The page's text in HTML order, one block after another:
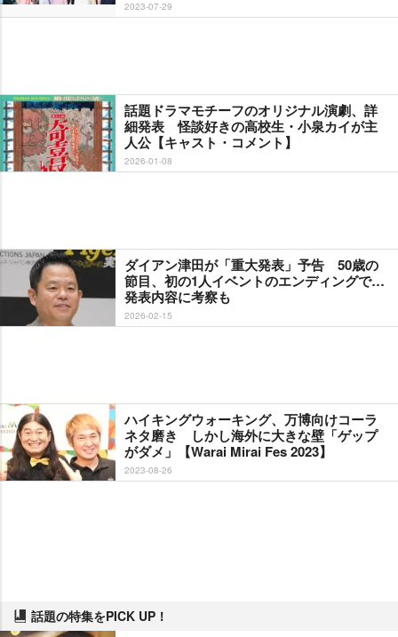
2023-07-29
話題ドラマモチーフのオリジナル演劇、詳
細発表 怪談好きの高校生・小泉カイが主
人公【キャスト・コメント】
2026-01-08
ダイアン津田が「重大発表」予告 50歳の
節目、初の1人イベントのエンディングで…
発表内容に考察も
2026-02-15
ハイキングウォーキング、万博向けコーラ
ネタ磨き しかし海外に大きな壁「ゲップ
がダメ」【Warai Mirai Fes 2023】
2023-08-26
話題の特集をPICK UP！